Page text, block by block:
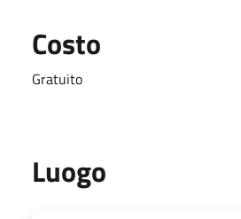
Costo
Gratuito
Luogo